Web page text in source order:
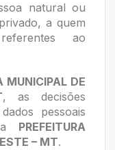
natural ou
a quem
ao
MUNICIPAL DE
, as decisões
pessoais
PREFEITURA
– MT.